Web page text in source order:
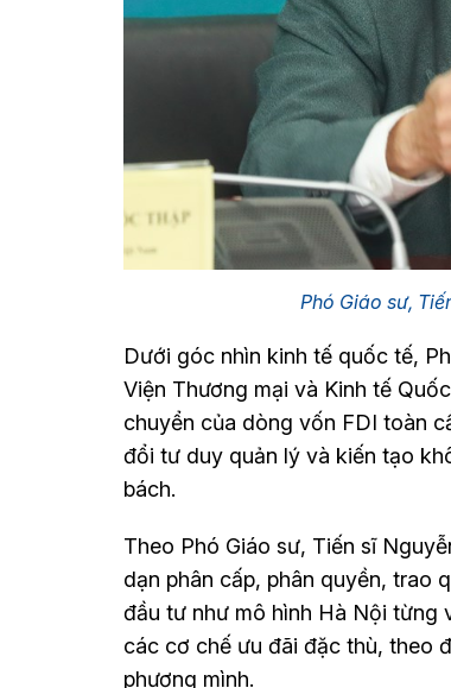
Phó Giáo sư,
Dưới góc nhìn kinh tế quốc tế,
Viện Thương mại và Kinh tế
chuyển của dòng vốn FDI toàn
đổi tư duy quản lý và kiến tạo
bách.
Theo Phó Giáo sư, Tiến sĩ
dạn phân cấp, phân quyền, trao
đầu tư như mô hình Hà Nội từng
các cơ chế ưu đãi đặc thù, theo
phương mình.